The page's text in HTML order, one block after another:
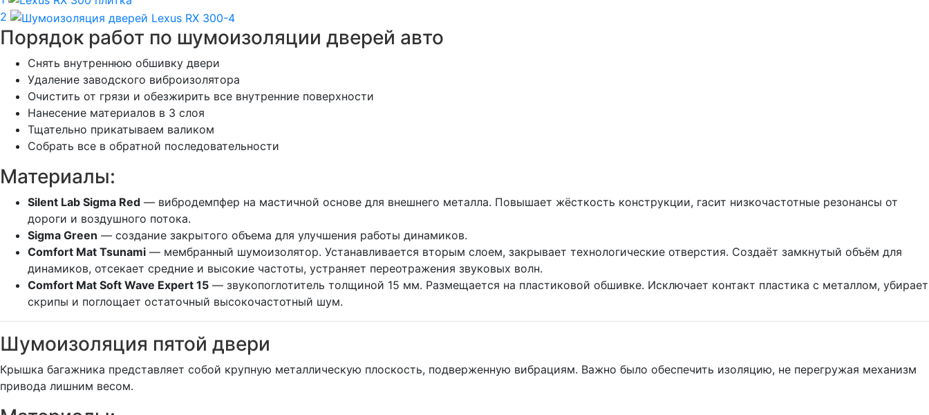
2
Порядок работ по шумоизоляции дверей авто
Снять внутреннюю обшивку двери
Удаление заводского виброизолятора
Очистить от грязи и обезжирить все внутренние поверхности
Нанесение материалов в 3 слоя
Тщательно прикатываем валиком
Собрать все в обратной последовательности
Материалы:
Silent Lab Sigma Red — вибродемпфер на мастичной основе для внешнего металла. Повышает жёсткость конструкции, гасит низкочастотные резонансы от
дороги и воздушного потока.
Sigma Green — создание закрытого объема для улучшения работы динамиков.
Comfort Mat Tsunami — мембранный шумоизолятор. Устанавливается вторым слоем, закрывает технологические отверстия. Создаёт замкнутый объём для
динамиков, отсекает средние и высокие частоты, устраняет переотражения звуковых волн.
Comfort Mat Soft Wave Expert 15 — звукопоглотитель толщиной 15 мм. Размещается на пластиковой обшивке. Исключает контакт пластика с металлом, убирает
скрипы и поглощает остаточный высокочастотный шум.
Шумоизоляция пятой двери
Крышка багажника представляет собой крупную металлическую плоскость, подверженную вибрациям. Важно было обеспечить изоляцию, не перегружая механизм
привода лишним весом.